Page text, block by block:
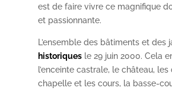
est de faire vivre ce magnifique
et passionnante.
L’ensemble des bâtiments et
historiquesle 29 juin 2000. Cela
l’enceinte castrale, le château,
chapelle et les cours, la basse-